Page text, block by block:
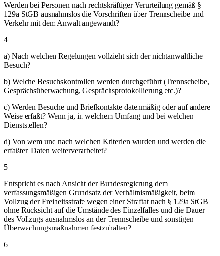
Werden bei Personen nach rechtskräftiger Verurteilung gemäß §
129a StGB ausnahmslos die Vorschriften über Trennscheibe und
Verkehr mit dem Anwalt angewandt?
4
a) Nach welchen Regelungen vollzieht sich der nichtanwaltliche
Besuch?
b) Welche Besuchskontrollen werden durchgeführt (Trennscheibe,
Gesprächsüberwachung, Gesprächsprotokollierung etc.)?
c) Werden Besuche und Briefkontakte datenmäßig oder auf andere
Weise erfaßt? Wenn ja, in welchem Umfang und bei welchen
Dienststellen?
d) Von wem und nach welchen Kriterien wurden und werden die
erfaßten Daten weiterverarbeitet?
5
Entspricht es nach Ansicht der Bundesregierung dem
verfassungsmäßigen Grundsatz der Verhältnismäßigkeit, beim
Vollzug der Freiheitsstrafe wegen einer Straftat nach § 129a StGB
ohne Rücksicht auf die Umstände des Einzelfalles und die Dauer
des Vollzugs ausnahmslos an der Trennscheibe und sonstigen
Überwachungsmaßnahmen festzuhalten?
6